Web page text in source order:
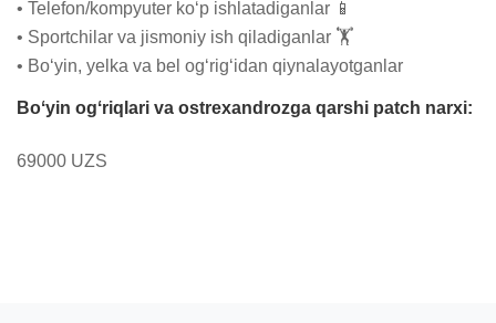
• Telefon/kompyuter ko‘p ishlatadiganlar 📱
• Sportchilar va jismoniy ish qiladiganlar 🏋️
• Bo‘yin, yelka va bel og‘rig‘idan qiynalayotganlar
Boʻyin ogʻriqlari va ostrexandrozga qarshi patch narxi:
69000 UZS